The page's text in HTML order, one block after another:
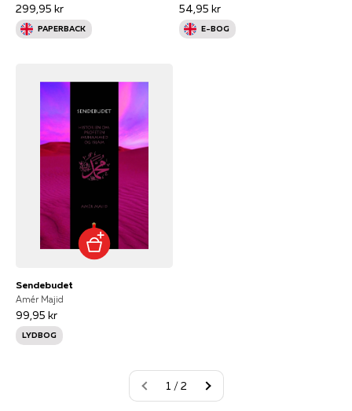
299,95 kr
PAPERBACK
54,95 kr
E-BOG
Sendebudet
Amér Majid
99,95 kr
LYDBOG
1 / 2